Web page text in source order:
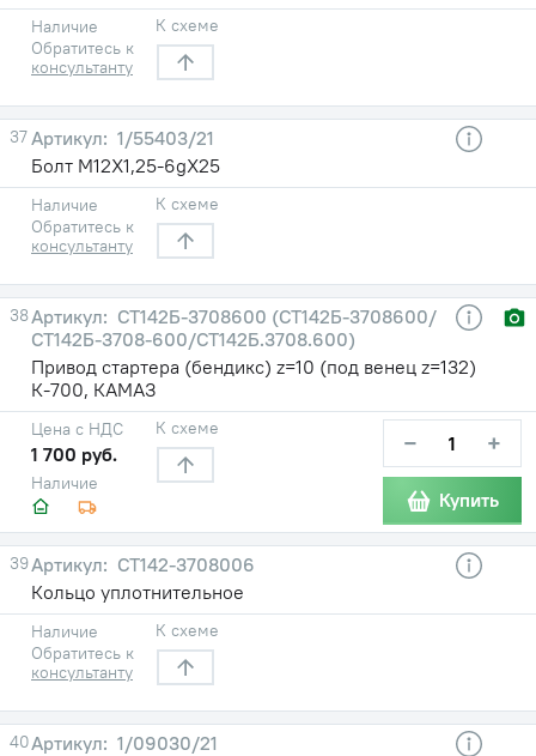
Наличие
Обратитесь к
консультанту
К схеме
37
1/55403/21
Болт М12Х1,25-6gХ25
Наличие
Обратитесь к
консультанту
К схеме
38
СТ142Б-3708600 (СТ142Б-3708600/
СТ142Б-3708-600/СТ142Б.3708.600)
Привод стартера (бендикс) z=10 (под венец z=132)
К-700, КАМАЗ
Наличие
Цена с НДС
1 700 руб.
К схеме − +
Купить
39
СТ142-3708006
Кольцо уплотнительное
Наличие
Обратитесь к
консультанту
К схеме
40
1/09030/21